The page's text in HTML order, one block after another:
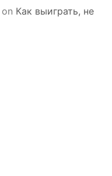
on Как выиграть, не